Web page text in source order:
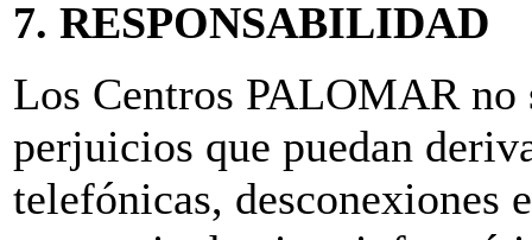
7. RESPONSABILIDAD
Los Centros PALOMAR no
perjuicios que puedan
telefónicas, desconexiones